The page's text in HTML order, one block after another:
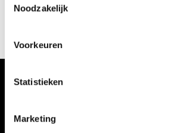
Noodzakelijk
Voorkeuren
Statistieken
Marketing
NIEUWS